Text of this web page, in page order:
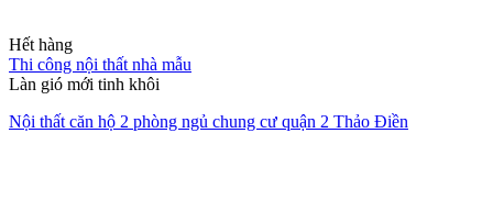
Hết hàng
Thi công nội thất nhà mẫu
Làn gió mới tinh khôi
Nội thất căn hộ 2 phòng ngủ chung cư quận 2 Thảo Điền